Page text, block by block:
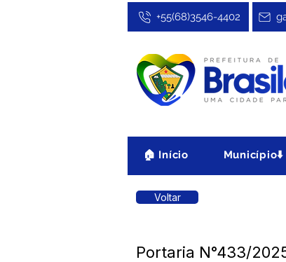
+55(68)3546-4402
🏠 Início Município⬇️
Voltar
Portaria N°433/